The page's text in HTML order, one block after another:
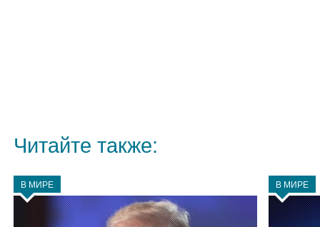
Читайте также:
В МИРЕ В МИРЕ